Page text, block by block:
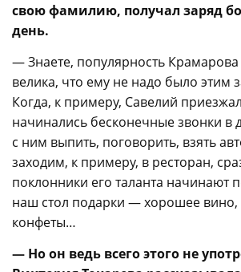
свою фамилию, получал заряд
день.
— Знаете, популярность
велика, что ему не надо было этим
Когда, к примеру, Савелий
начинались бесконечные звонки в
с ним выпить, поговорить, взять
заходим, к примеру, в ресторан,
поклонники его таланта начинают
наш стол подарки — хорошее
конфеты…
— Но он ведь всего этого не